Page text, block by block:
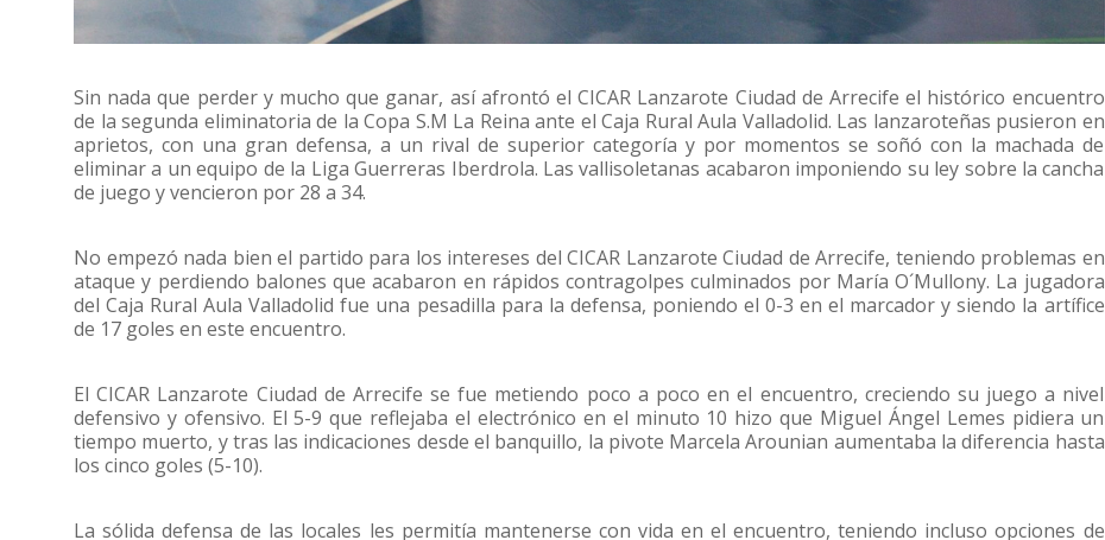
Sin nada que perder y mucho que ganar, así afrontó el CICAR Lanzarote Ciudad de Arrecife el histórico encuentro
de la segunda eliminatoria de la Copa S.M La Reina ante el Caja Rural Aula Valladolid. Las lanzaroteñas pusieron en
aprietos, con una gran defensa, a un rival de superior categoría y por momentos se soñó con la machada de
eliminar a un equipo de la Liga Guerreras Iberdrola. Las vallisoletanas acabaron imponiendo su ley sobre la cancha
de juego y vencieron por 28 a 34.
No empezó nada bien el partido para los intereses del CICAR Lanzarote Ciudad de Arrecife, teniendo problemas en
ataque y perdiendo balones que acabaron en rápidos contragolpes culminados por María O´Mullony. La jugadora
del Caja Rural Aula Valladolid fue una pesadilla para la defensa, poniendo el 0-3 en el marcador y siendo la artífice
de 17 goles en este encuentro.
El CICAR Lanzarote Ciudad de Arrecife se fue metiendo poco a poco en el encuentro, creciendo su juego a nivel
defensivo y ofensivo. El 5-9 que reflejaba el electrónico en el minuto 10 hizo que Miguel Ángel Lemes pidiera un
tiempo muerto, y tras las indicaciones desde el banquillo, la pivote Marcela Arounian aumentaba la diferencia hasta
los cinco goles (5-10).
La sólida defensa de las locales les permitía mantenerse con vida en el encuentro, teniendo incluso opciones de